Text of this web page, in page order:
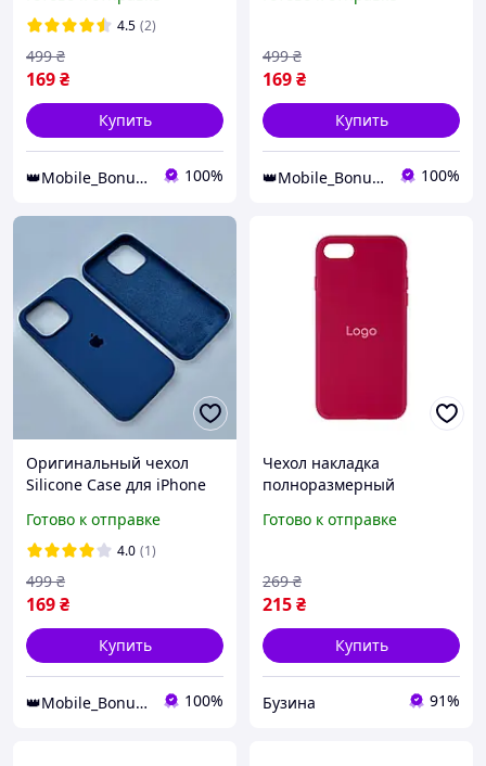
4.5 (2)
169₴
499 ₴
Купить
👑Mobile_Bonus👑 100%
169₴
499 ₴
Купить
👑Mobile_Bonus👑 100%
Оригинальный чехол
Silicone Case для iPhone
Готово к отправке
4.0 (1)
169₴
499 ₴
Купить
👑Mobile_Bonus👑 100%
Чехол накладка
полноразмерный
Iphone 7 8 Se2 garnet
Готово к отправке
215₴
269 ₴
Купить
Бузина 91%